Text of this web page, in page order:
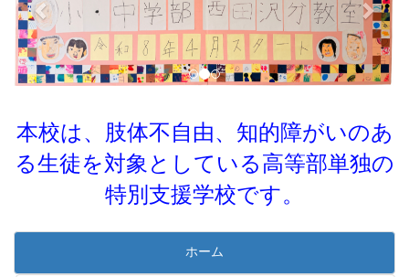
v
i
o
u
t
本校は、肢体不自由、知的障がいのあ
る生徒を対象としている高等部単独の
特別支援学校です。
ホーム